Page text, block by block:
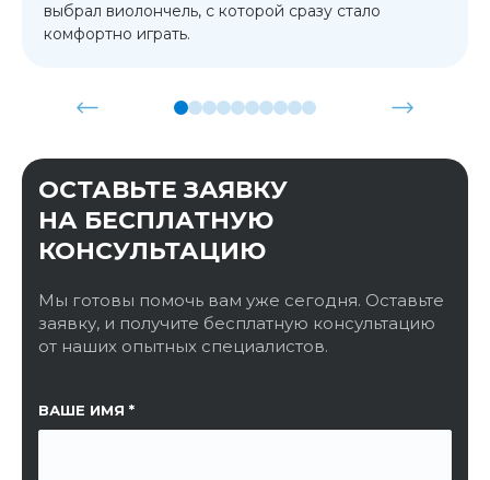
выбрал виолончель, с которой сразу стало
комфортно играть.
ОСТАВЬТЕ ЗАЯВКУ
НА БЕСПЛАТНУЮ
КОНСУЛЬТАЦИЮ
Мы готовы помочь вам уже сегодня. Оставьте
заявку, и получите бесплатную консультацию
от наших опытных специалистов.
ВАШЕ ИМЯ
ССЫЛКА НА СТРАНИЦУ